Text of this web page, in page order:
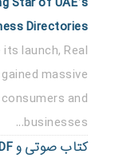
Directories
launch, Real
massive
and
businesses...
کتاب صوتی و PDF قدرت جذبه از برایان تریسی